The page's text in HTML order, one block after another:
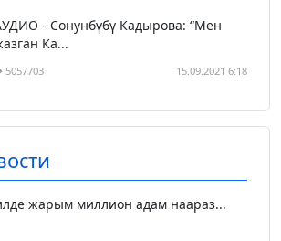
- Сонунбүбү Кадырова: “Мен
Ка...
5057703 15.09.2021 6:18
жарым миллион адам наараз...